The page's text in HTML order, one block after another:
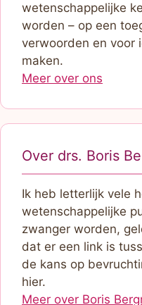
wetenschappelijke
worden – op een
verwoorden en voor
maken.
Meer over ons
Over drs. Boris
Ik heb letterlijk vele
wetenschappelijke
zwanger worden,
dat er een link is
de kans op
hier.
Meer over Boris